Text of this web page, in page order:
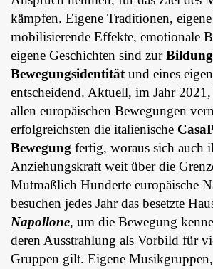
kämpfen. Eigene Traditionen,
mobilisierende Effekte, emotionale
eigene Geschichten sind zurBildung
Bewegungsidentität und eines
entscheidend. Aktuell, im Jahr
allen europäischen Bewegungen
erfolgreichsten die italienische
Bewegung fertig, woraus sich auch
Anziehungskraft weit über die
Mutmaßlich Hunderte europäische
besuchen jedes Jahr das besetzte
Napollone, um die Bewegung
deren Ausstrahlung als Vorbild für
Gruppen gilt. Eigene Musikgruppen,